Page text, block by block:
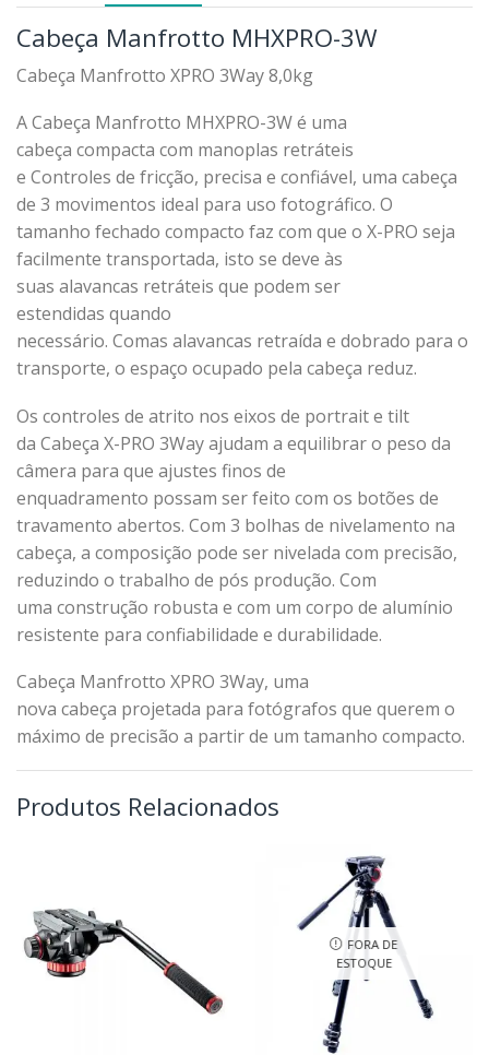
Cabeça Manfrotto MHXPRO-3W
Cabeça Manfrotto XPRO 3Way 8,0kg
A Cabeça Manfrotto MHXPRO-3W é uma
cabeça compacta com manoplas retráteis
e Controles de fricção, precisa e confiável, uma cabeça
de 3 movimentos ideal para uso fotográfico. O
tamanho fechado compacto faz com que o X-PRO seja
facilmente transportada, isto se deve às
suas alavancas retráteis que podem ser
estendidas quando
necessário. Comas alavancas retraída e dobrado para o
transporte, o espaço ocupado pela cabeça reduz.
Os controles de atrito nos eixos de portrait e tilt
da Cabeça X-PRO 3Way ajudam a equilibrar o peso da
câmera para que ajustes finos de
enquadramento possam ser feito com os botões de
travamento abertos. Com 3 bolhas de nivelamento na
cabeça, a composição pode ser nivelada com precisão,
reduzindo o trabalho de pós produção. Com
uma construção robusta e com um corpo de alumínio
resistente para confiabilidade e durabilidade.
Cabeça Manfrotto XPRO 3Way, uma
nova cabeça projetada para fotógrafos que querem o
máximo de precisão a partir de um tamanho compacto.
Produtos Relacionados
FORA DE
ESTOQUE